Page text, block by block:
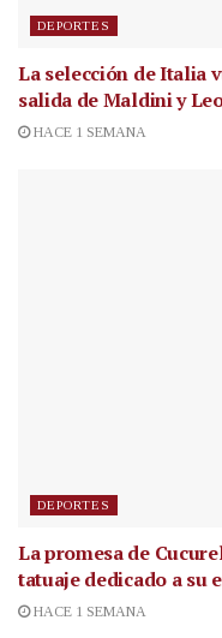
DEPORTES
La selección de Italia
salida de Maldini y
HACE 1 SEMANA
DEPORTES
La promesa de
tatuaje dedicado a su
HACE 1 SEMANA